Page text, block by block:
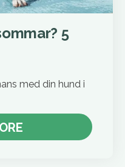
5
med din hund i